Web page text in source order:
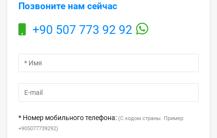
Позвоните нам сейчас
+90 507 773 92 92
* Номер мобильного телефона: (С кодом страны. Пример:
+905077739292)